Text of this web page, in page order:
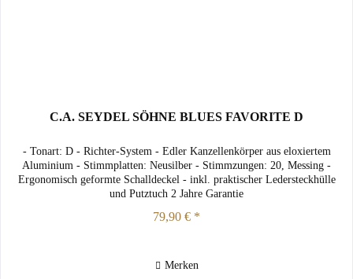
C.A. SEYDEL SÖHNE BLUES FAVORITE D
- Tonart: D - Richter-System - Edler Kanzellenkörper aus eloxiertem
Aluminium - Stimmplatten: Neusilber - Stimmzungen: 20, Messing -
Ergonomisch geformte Schalldeckel - inkl. praktischer Ledersteckhülle
und Putztuch 2 Jahre Garantie
79,90 € *
Merken